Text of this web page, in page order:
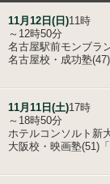
11月12日(日)11時
～12時50分
名古屋駅前モンブラ
名古屋校・成功塾
11月11日(土)17時
～18時50分
ホテルコンソルト新
大阪校・映画塾(51)